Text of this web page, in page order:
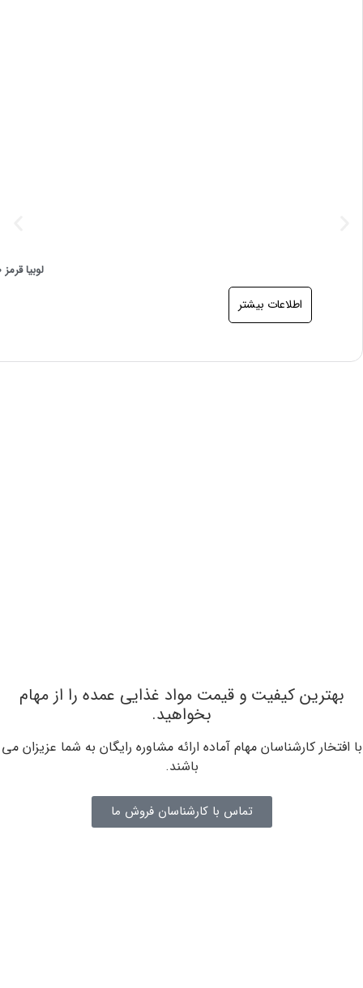
لوبیا قرمز 900 گرمی
اطلاعات بیشتر
بهترین کیفیت و قیمت مواد غذایی عمده را از مهام
بخواهید.
با افتخار کارشناسان مهام آماده ارائه مشاوره رایگان به شما عزیزان می
باشند.
تماس با کارشناسان فروش ما